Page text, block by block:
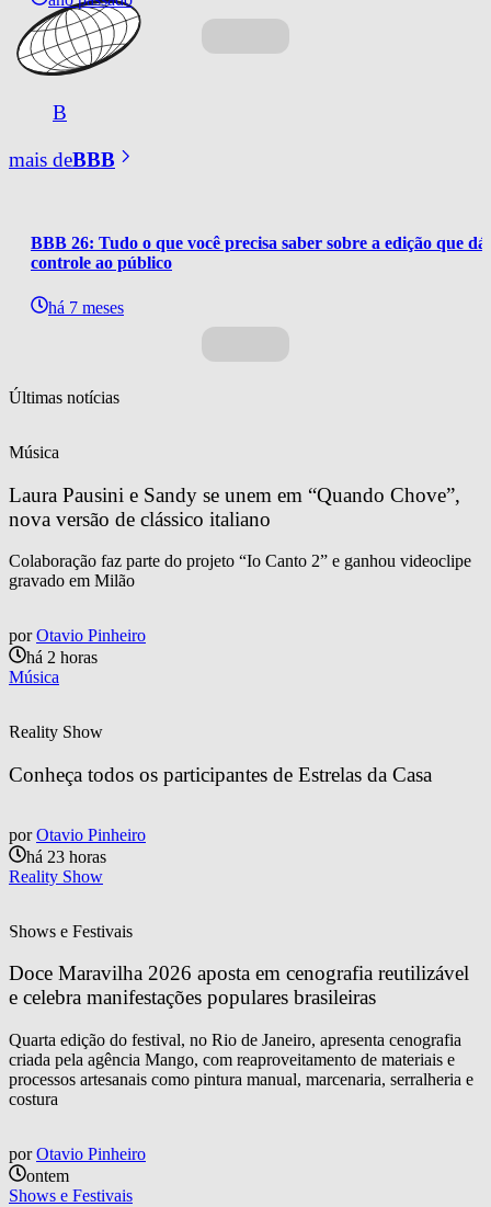
B
mais deBBB
BBB 26: Tudo o que você precisa saber sobre a edição que
controle ao público
há 7 meses
Últimas notícias
Música
Laura Pausini e Sandy se unem em “Quando Chove”,
nova versão de clássico italiano
Colaboração faz parte do projeto “Io Canto 2” e ganhou videoclipe
gravado em Milão
por Otavio Pinheiro
há 2 horas
Música
Reality Show
Conheça todos os participantes de Estrelas da Casa
por Otavio Pinheiro
há 23 horas
Reality Show
Shows e Festivais
Doce Maravilha 2026 aposta em cenografia reutilizável
e celebra manifestações populares brasileiras
Quarta edição do festival, no Rio de Janeiro, apresenta cenografia
criada pela agência Mango, com reaproveitamento de materiais e
processos artesanais como pintura manual, marcenaria, serralheria e
costura
por Otavio Pinheiro
ontem
Shows e Festivais